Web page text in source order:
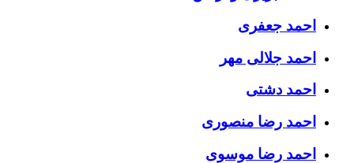
احمد جعفری
احمد جلالی مهر
احمد دشتی
احمد رضا منصوری
احمد رضا موسوی